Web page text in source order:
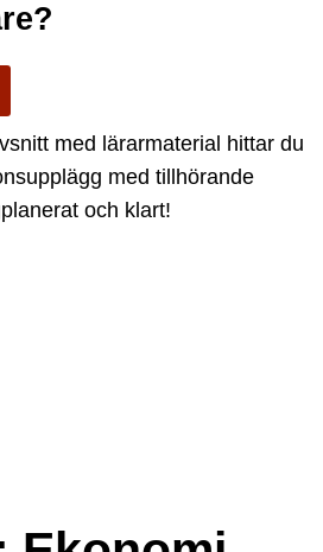
med lärarmaterial hittar du
med tillhörande
och klart!